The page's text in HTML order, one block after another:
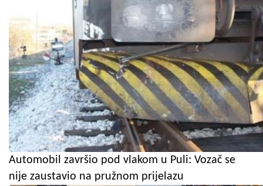
Automobil završio pod vlakom u Puli: Vozač se
nije zaustavio na pružnom prijelazu